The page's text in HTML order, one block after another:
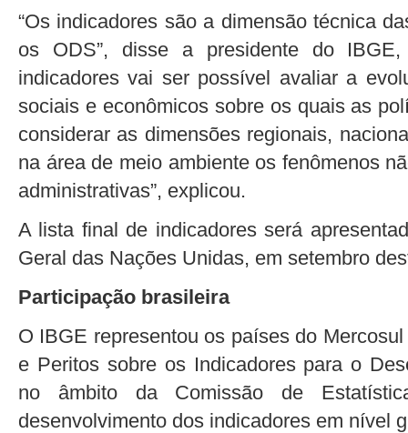
“Os indicadores são a dimensão técnica
os ODS”, disse a presidente do
indicadores vai ser possível avaliar a
sociais e econômicos sobre os quais as
considerar as dimensões regionais,
na área de meio ambiente os fenômenos
administrativas”, explicou.
A lista final de indicadores será
Geral das Nações Unidas, em setembro
Participação brasileira
O IBGE representou os países do
e Peritos sobre os Indicadores para o
no âmbito da Comissão de
desenvolvimento dos indicadores em nível